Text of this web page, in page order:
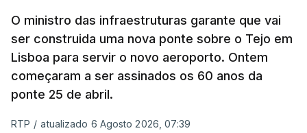
O ministro das infraestruturas garante que vai
ser construida uma nova ponte sobre o Tejo em
Lisboa para servir o novo aeroporto. Ontem
começaram a ser assinados os 60 anos da
ponte 25 de abril.
RTP / atualizado 6 Agosto 2026, 07:39